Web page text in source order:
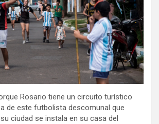
Rosario tiene un circuito turístico
de este futbolista descomunal que
ciudad se instala en su casa del